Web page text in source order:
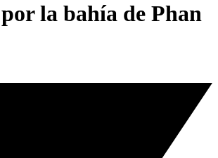
la bahía de Phan